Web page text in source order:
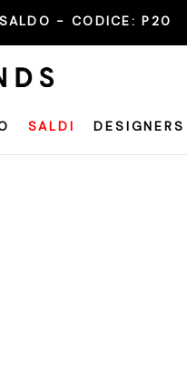
SALDO - CODICE:P20
SALDI DESIGNERS